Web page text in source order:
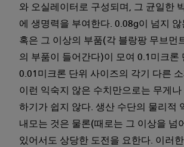
와 오실레이터로 구성되며, 그 균일한
에 생명력을 부여한다. 0.08g이 넘지
혹은 그 이상의 부품(각 블랑팡 무브먼
의 부품이 들어간다)이 모여 0.1미크론
0.01미크론 단위 사이즈의 각기 다른
이런 익숙지 않은 수치만으로는 무게나
하기가 쉽지 않다. 생산 수단의 물리적
내모는 것은 물론(때로는 그 이상을 넘
있어서도 상당한 도전을 요한다. 이러